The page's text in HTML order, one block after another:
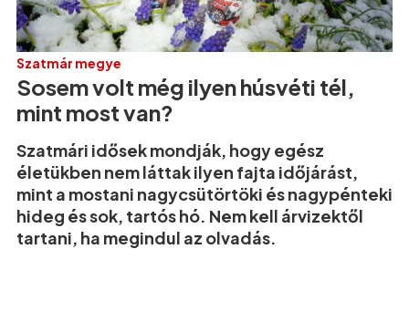
Szatmár megye
Sosem volt még ilyen húsvéti tél,
mint most van?
Szatmári idősek mondják, hogy egész
életükben nem láttak ilyen fajta időjárást,
mint a mostani nagycsütörtöki és nagypénteki
hideg és sok, tartós hó. Nem kell árvizektől
tartani, ha megindul az olvadás.